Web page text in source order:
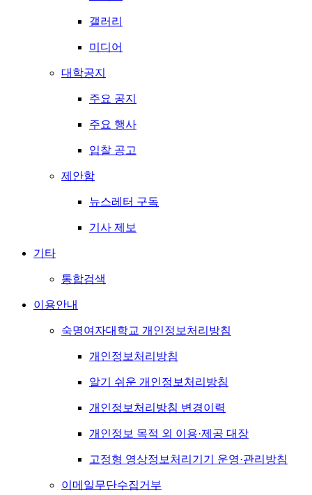
갤러리
미디어
대학공지
주요 공지
주요 행사
입찰 공고
제안함
뉴스레터 구독
기사 제보
기타
통합검색
이용안내
숙명여자대학교 개인정보처리방침
개인정보처리방침
알기 쉬운 개인정보처리방침
개인정보처리방침 변경이력
개인정보 목적 외 이용·제공 대장
고정형 영상정보처리기기 운영·관리방침
이메일무단수집거부